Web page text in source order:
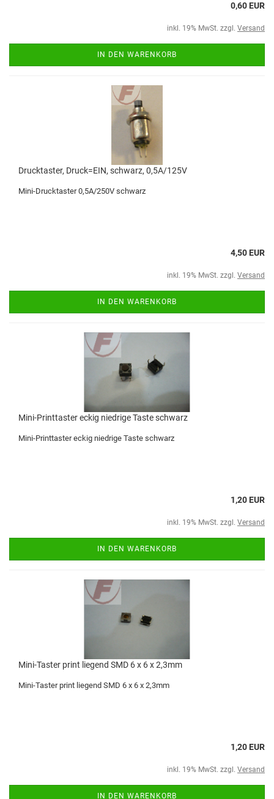
0,60 EUR
inkl. 19% MwSt. zzgl. Versand
IN DEN WARENKORB
Drucktaster, Druck=EIN, schwarz, 0,5A/125V
Mini-Drucktaster 0,5A/250V schwarz
4,50 EUR
inkl. 19% MwSt. zzgl. Versand
IN DEN WARENKORB
Mini-Printtaster eckig niedrige Taste schwarz
Mini-Printtaster eckig niedrige Taste schwarz
1,20 EUR
inkl. 19% MwSt. zzgl. Versand
IN DEN WARENKORB
Mini-Taster print liegend SMD 6 x 6 x 2,3mm
Mini-Taster print liegend SMD 6 x 6 x 2,3mm
1,20 EUR
inkl. 19% MwSt. zzgl. Versand
IN DEN WARENKORB